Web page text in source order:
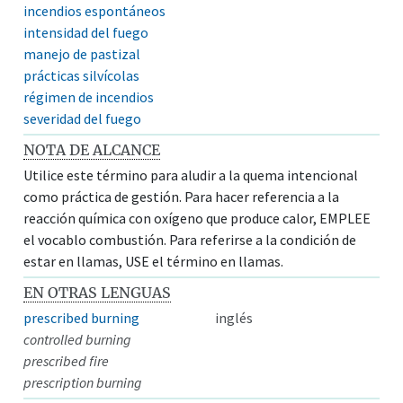
incendios espontáneos
intensidad del fuego
manejo de pastizal
prácticas silvícolas
régimen de incendios
severidad del fuego
NOTA DE ALCANCE
Utilice este término para aludir a la quema intencional
como práctica de gestión. Para hacer referencia a la
reacción química con oxígeno que produce calor, EMPLEE
el vocablo combustión. Para referirse a la condición de
estar en llamas, USE el término en llamas.
EN OTRAS LENGUAS
prescribed burning
inglés
controlled burning
prescribed fire
prescription burning